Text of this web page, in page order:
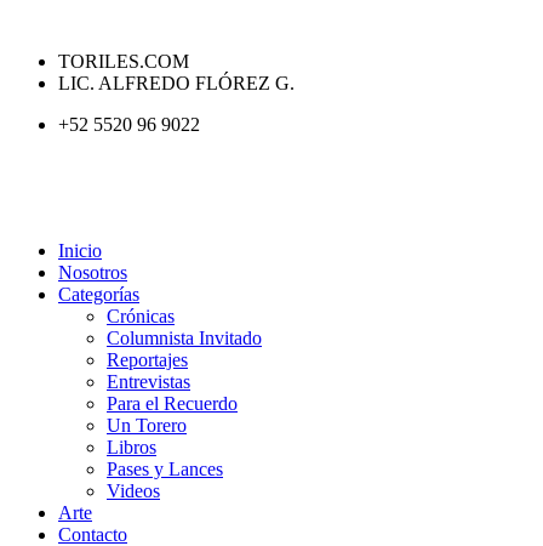
TORILES.COM
LIC. ALFREDO FLÓREZ G.
+52 5520 96 9022
Inicio
Nosotros
Categorías
Crónicas
Columnista Invitado
Reportajes
Entrevistas
Para el Recuerdo
Un Torero
Libros
Pases y Lances
Videos
Arte
Contacto